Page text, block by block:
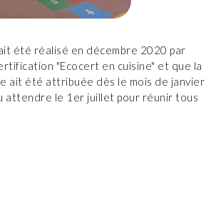
été réalisé en décembre 2020 par
"Ecocert en cuisine" et que la
ait été attribuée dès le mois de janvier
attendre le 1er juillet pour réunir tous